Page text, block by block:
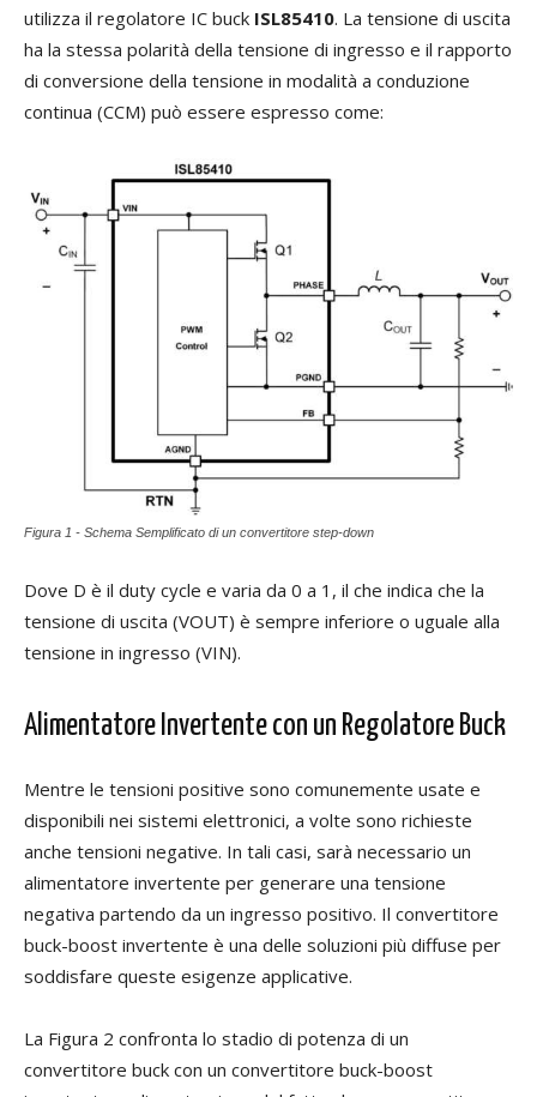
utilizza il regolatore IC buck ISL85410. La tensione di uscita
ha la stessa polarità della tensione di ingresso e il rapporto
di conversione della tensione in modalità a conduzione
continua (CCM) può essere espresso come:
Figura 1 - Schema Semplificato di un convertitore step-down
Dove D è il duty cycle e varia da 0 a 1, il che indica che la
tensione di uscita (VOUT) è sempre inferiore o uguale alla
tensione in ingresso (VIN).
Alimentatore Invertente con un Regolatore Buck
Mentre le tensioni positive sono comunemente usate e
disponibili nei sistemi elettronici, a volte sono richieste
anche tensioni negative. In tali casi, sarà necessario un
alimentatore invertente per generare una tensione
negativa partendo da un ingresso positivo. Il convertitore
buck-boost invertente è una delle soluzioni più diffuse per
soddisfare queste esigenze applicative.
La Figura 2 confronta lo stadio di potenza di un
convertitore buck con un convertitore buck-boost